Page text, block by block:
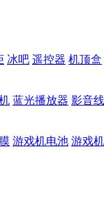
冰吧 遥控器 机顶盒
蓝光播放器 影音
游戏机电池 游戏